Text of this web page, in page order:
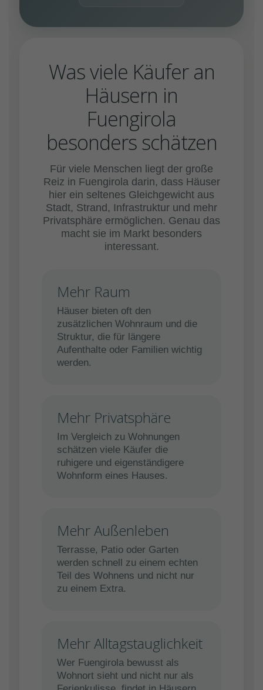
Was viele Käufer an
Häusern in
Fuengirola
besonders schätzen
Für viele Menschen liegt der große
Reiz in Fuengirola darin, dass Häuser
hier ein seltenes Gleichgewicht aus
Stadt, Strand, Infrastruktur und mehr
Privatsphäre ermöglichen. Genau das
macht sie im Markt besonders
interessant.
Mehr Raum
Häuser bieten oft den
zusätzlichen Wohnraum und die
Struktur, die für längere
Aufenthalte oder Familien wichtig
werden.
Mehr Privatsphäre
Im Vergleich zu Wohnungen
schätzen viele Käufer die
ruhigere und eigenständigere
Wohnform eines Hauses.
Mehr Außenleben
Terrasse, Patio oder Garten
werden schnell zu einem echten
Teil des Wohnens und nicht nur
zu einem Extra.
Mehr Alltagstauglichkeit
Wer Fuengirola bewusst als
Wohnort sieht und nicht nur als